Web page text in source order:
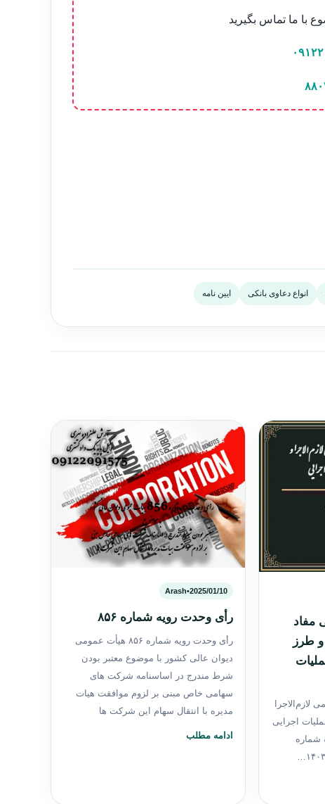
با ما تماس بگیرید
انواع دعاوی بانکی ایین نامه
مفاد
و طرز
لازم‌الاجرا
اجرایی
شماره
2025/01/10
•
Arash
رأی وحدت رویه شماره ۸۵۶
رأی وحدت رویه شماره ۸۵۶ هیأت عمومی
دیوان عالی كشور با موضوع معتبر بودن
شرط مندرج در اساسنامه شرکت های
سهامی خاص مبنی بر لزوم موافقت هیات
مدیره با انتقال سهام این شرکت ها
ادامه مطلب